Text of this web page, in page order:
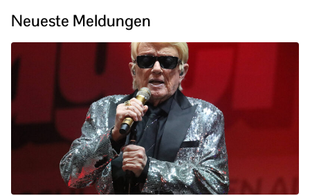
Neueste Meldungen